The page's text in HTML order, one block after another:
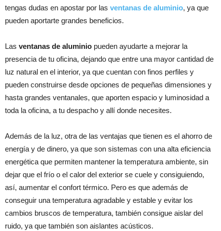
tengas dudas en apostar por las ventanas de aluminio, ya que
pueden aportarte grandes beneficios.
Las ventanas de aluminio pueden ayudarte a mejorar la
presencia de tu oficina, dejando que entre una mayor cantidad de
luz natural en el interior, ya que cuentan con finos perfiles y
pueden construirse desde opciones de pequeñas dimensiones y
hasta grandes ventanales, que aporten espacio y luminosidad a
toda la oficina, a tu despacho y allí donde necesites.
Además de la luz, otra de las ventajas que tienen es el ahorro de
energía y de dinero, ya que son sistemas con una alta eficiencia
energética que permiten mantener la temperatura ambiente, sin
dejar que el frío o el calor del exterior se cuele y consiguiendo,
así, aumentar el confort térmico. Pero es que además de
conseguir una temperatura agradable y estable y evitar los
cambios bruscos de temperatura, también consigue aislar del
ruido, ya que también son aislantes acústicos.